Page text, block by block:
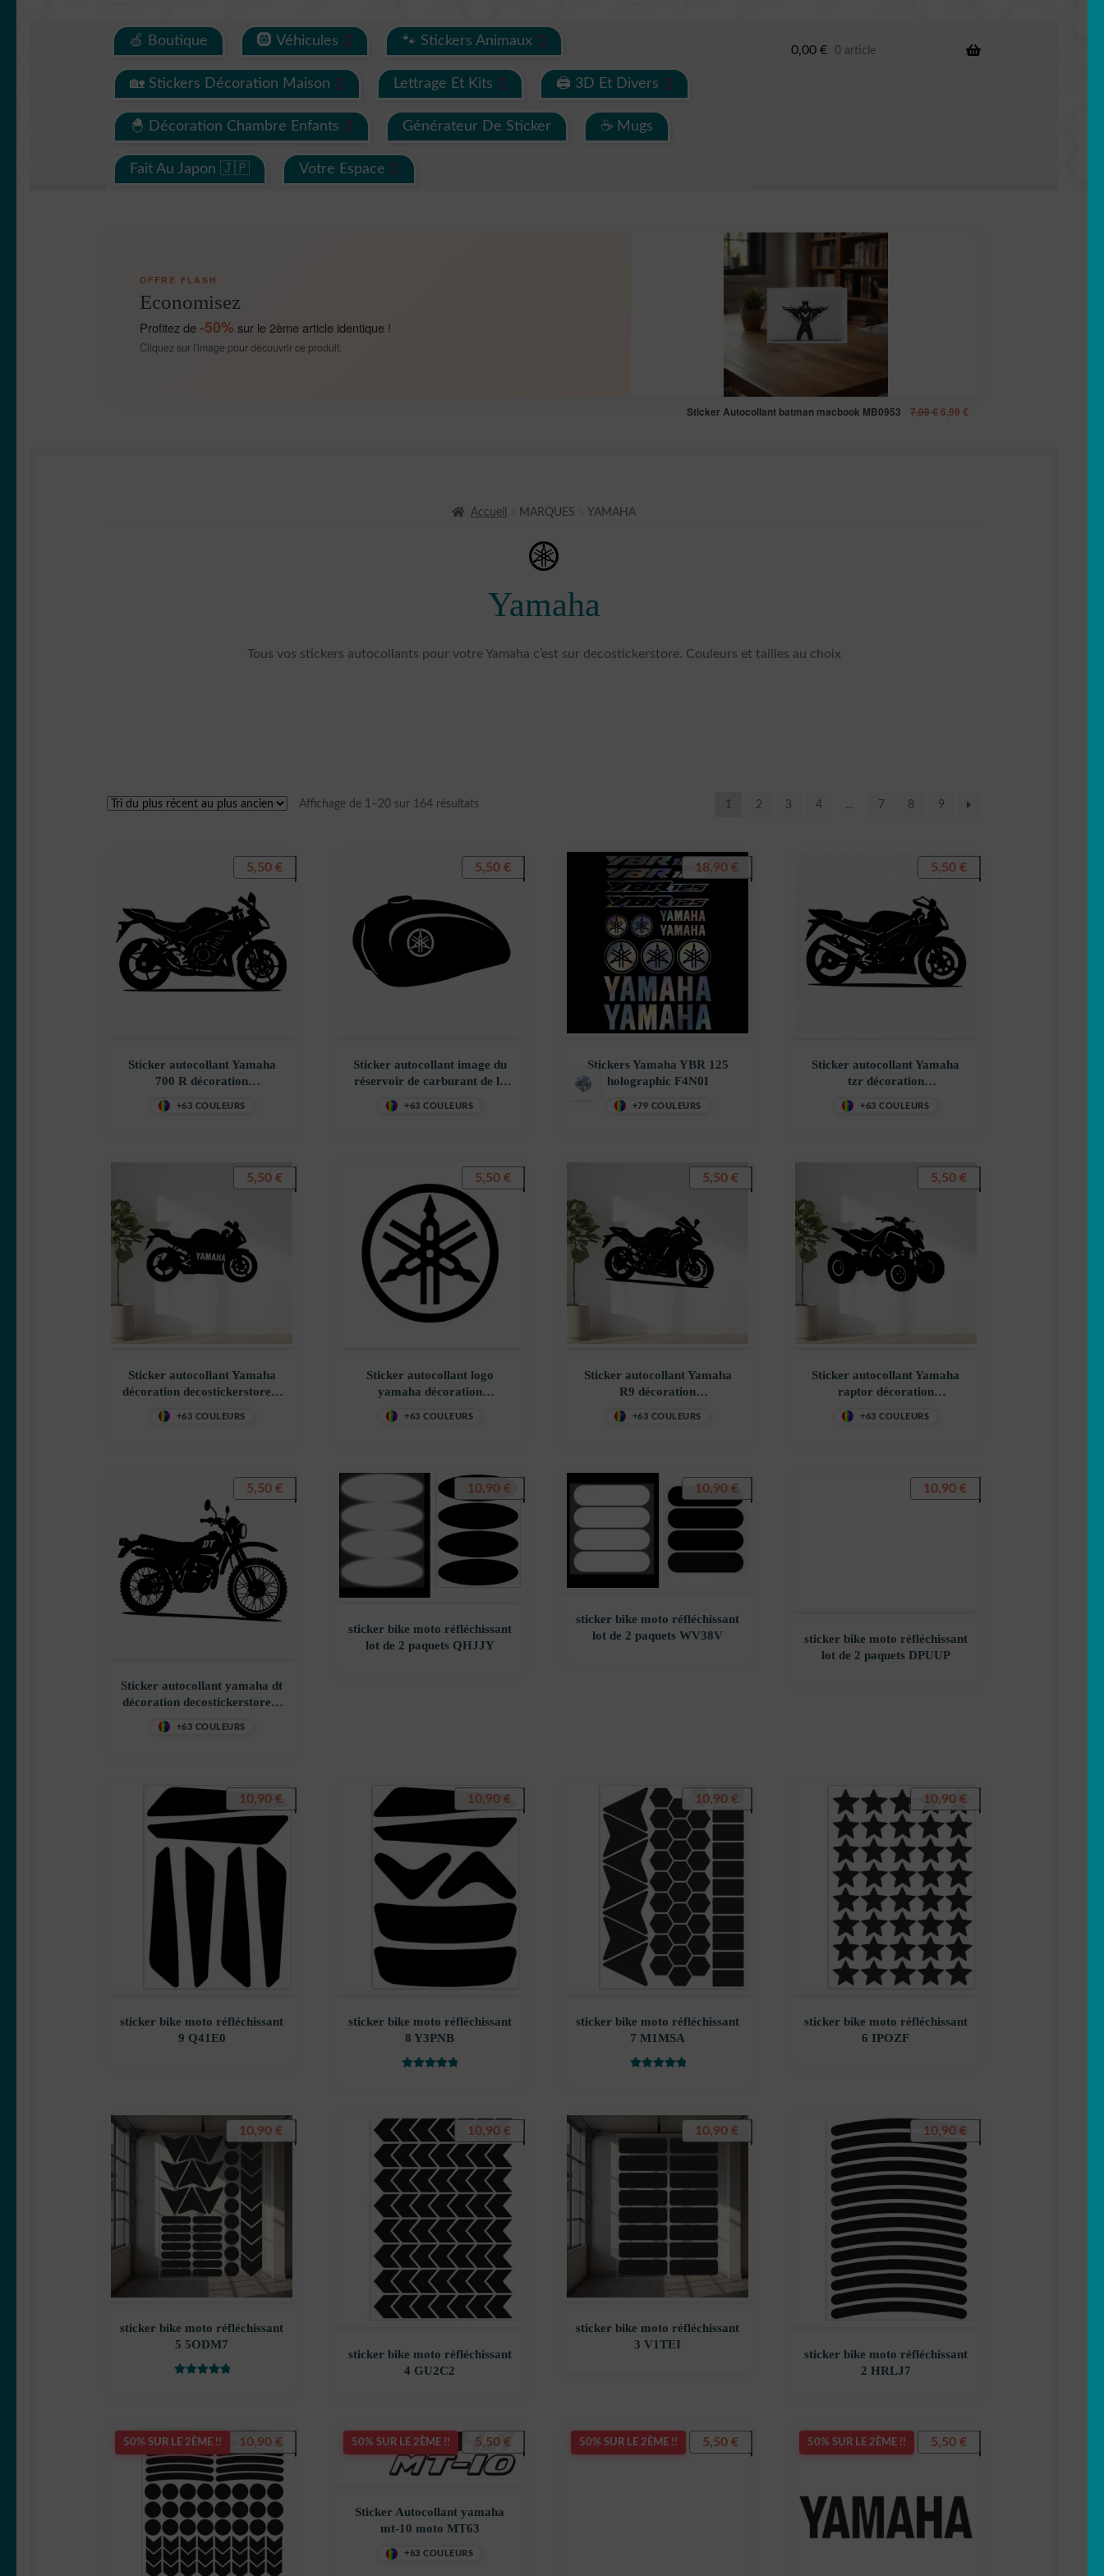
🍏 Boutique 🛞 Véhicules 🐾 Stickers Animaux
🏡 Stickers Décoration Maison Lettrage Et Kits 🖨 3D Et Divers
🐣 Décoration Chambre Enfants Générateur De Sticker ☕ Mugs
Fait Au Japon 🇯🇵 Votre Espace
0,00 € 0 article
OFFRE FLASH
Economisez
Profitez de-50% sur le 2ème article identique !
Cliquez sur l'image pour découvrir ce produit.
Sticker Autocollant batman macbook MB0953 7,99€Le
6,99 €Le
Accueil MARQUES YAMAHA
Yamaha
Tous vos stickers autocollants pour votre Yamaha c’est sur decostickerstore. Couleurs et tailles au choix
Affichage de 1–20 sur 164 résultats
récent
au
ancien
1 2 3 4 … 7 8 9
Sticker autocollant Yamaha
700 R décoration
decostickerstore – QYW2PE
+63 COULEURS
5,50€
Sticker autocollant image du
réservoir de carburant de la
moto, yamaha décoration
decostickerstore – VT0NXL
+63 COULEURS
5,50 €
Stickers Yamaha YBR 125
holographic F4N0I
+79 COULEURS
18,90€
Sticker autocollant Yamaha
tzr décoration
decostickerstore – QVXNRA
+63 COULEURS
5,50 €
Sticker autocollant Yamaha
décoration decostickerstore –
+63 COULEURS
5,50€
Sticker autocollant logo
yamaha décoration
decostickerstore – WT0UDG
+63 COULEURS
5,50 €
Sticker autocollant Yamaha
R9 décoration
decostickerstore – SAJR5M
+63 COULEURS
5,50€
Sticker autocollant Yamaha
raptor décoration
decostickerstore – EPM03Z
+63 COULEURS
5,50 €
Sticker autocollant yamaha dt
décoration decostickerstore –
+63 COULEURS
5,50€
sticker bike moto réfléchissant
lot de 2 paquets QHJJY
10,90 €
sticker bike moto réfléchissant
lot de 2 paquets WV38V
10,90€
sticker bike moto réfléchissant
lot de 2 paquets DPUUP
10,90 €
sticker bike moto réfléchissant
9 Q41E0
10,90€
sticker bike moto réfléchissant
8 Y3PNB
10,90 €
sticker bike moto réfléchissant
7 M1MSA
10,90€
sticker bike moto réfléchissant
6 IPOZF
10,90 €
sticker bike moto réfléchissant
5 5ODM7
10,90€
sticker bike moto réfléchissant
4 GU2C2
10,90 €
sticker bike moto réfléchissant
3 V1TEI
10,90€
sticker bike moto réfléchissant
2 HRLJ7
10,90 €
50% SUR LE 2ÈME !! 10,90€ 50% SUR LE 2ÈME !!
Sticker Autocollant yamaha
mt-10 moto MT63
+63 COULEURS
5,50 € 50% SUR LE 2ÈME !! 5,50€ 50% SUR LE 2ÈME !! 5,50 €